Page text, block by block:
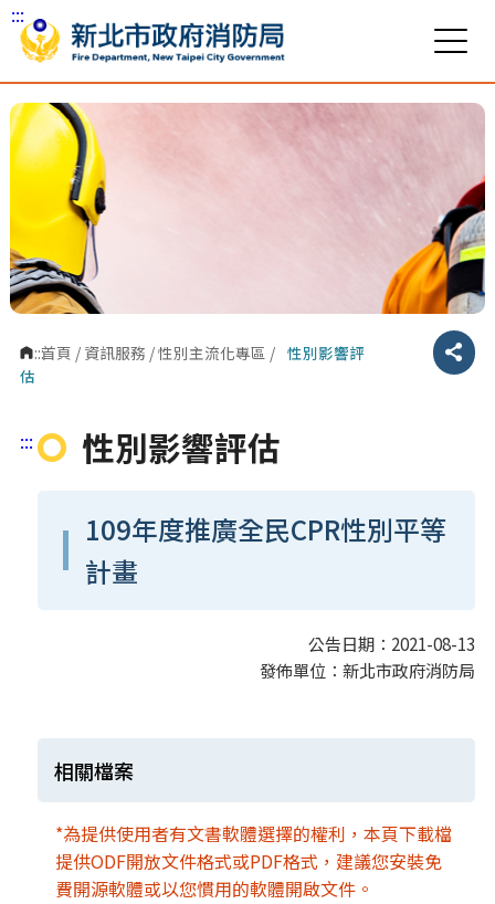
跳到主要內容區塊
:::
:::首頁 / 資訊服務 /性別主流化專區 / 性別影響評
估
分享
::: 性別影響評估
109年度推廣全民CPR性別平等
計畫
公告日期：2021-08-13
發佈單位：新北市政府消防局
相關檔案
*為提供使用者有文書軟體選擇的權利，本頁下載檔
提供ODF開放文件格式或PDF格式，建議您安裝免
費開源軟體或以您慣用的軟體開啟文件。